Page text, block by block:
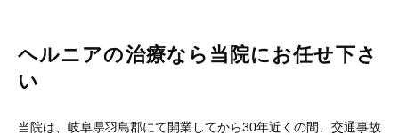
ヘルニアの治療なら当院にお任せ下さ
い
当院は、岐阜県羽島郡にて開業してから30年近くの間、交通事故